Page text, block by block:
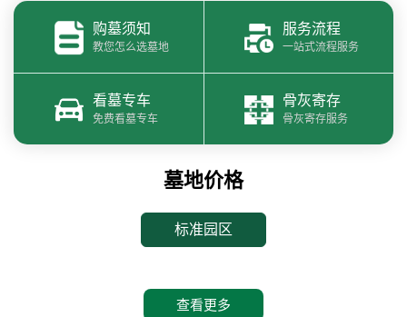
购墓须知
教您怎么选墓地
服务流程
一站式流程服务
看墓专车
免费看墓专车
骨灰寄存
骨灰寄存服务
墓地价格
标准园区
查看更多